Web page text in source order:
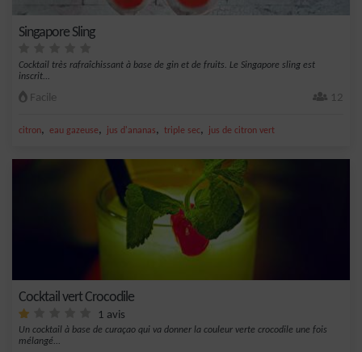
Singapore Sling
Cocktail très rafraîchissant à base de gin et de fruits. Le Singapore sling est
inscrit...
Facile 12
citron, eau gazeuse, jus d'ananas, triple sec, jus de citron vert
Cocktail vert Crocodile
1 avis
Un cocktail à base de curaçao qui va donner la couleur verte crocodile une fois
mélangé...